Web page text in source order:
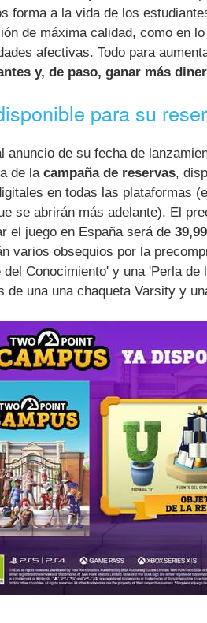
forma a la vida de los
de máxima calidad, como en
afectivas. Todo para
y, de paso, ganar más
para su
anuncio de su fecha de
de la campaña de reservas,
en todas las plataformas
se abrirán más adelante). El
el juego en España será de
varios obsequios por la
del Conocimiento' y una 'Perla de
de una una chaqueta Varsity y